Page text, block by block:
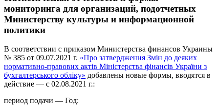
мониторинга для организаций, подотчетных
Министерству культуры и информационной
политики
В соответствии с приказом Министерства финансов Украины
№ 385 от 09.07.2021 г. «Про затвердження Змін до деяких
нормативно-правових актів Міністерства фінансів України з
бухгалтерського обліку» добавлены новые формы, вводятся в
действие — с 02.08.2021 г.:
период подачи — Год: